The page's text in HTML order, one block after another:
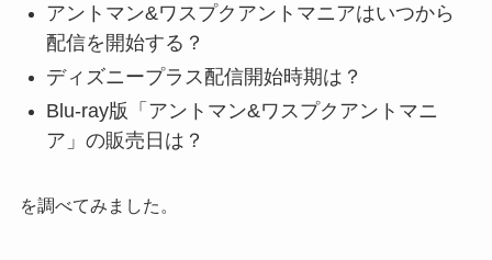
アントマン&ワスプクアントマニアはいつから
配信を開始する？
ディズニープラス配信開始時期は？
Blu-ray版「アントマン&ワスプクアントマニ
ア」の販売日は？
を調べてみました。